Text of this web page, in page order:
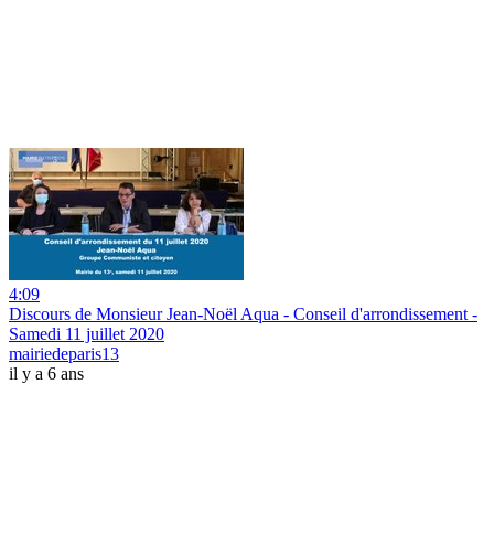
4:09
Discours de Monsieur Jean-Noël Aqua - Conseil d'arrondissement -
Samedi 11 juillet 2020
mairiedeparis13
il y a 6 ans